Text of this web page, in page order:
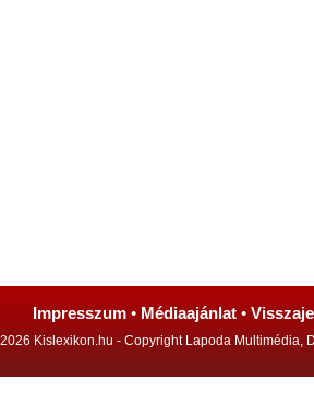
Impresszum • Médiaajánlat •
Kislexikon.hu - Copyright Lapoda Multimédia,